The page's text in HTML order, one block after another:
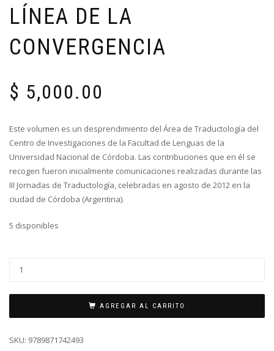
LÍNEA DE LA
CONVERGENCIA
$ 5,000.00
Este volumen es un desprendimiento del Área de Traductología del
Centro de Investigaciones de la Facultad de Lenguas de la
Universidad Nacional de Córdoba. Las contribuciones que en él se
recogen fueron inicialmente comunicaciones realizadas durante las
III Jornadas de Traductología, celebradas en agosto de 2012 en la
ciudad de Córdoba (Argentina).
5 disponibles
AGREGAR AL CARRITO
SKU: 9789871742493